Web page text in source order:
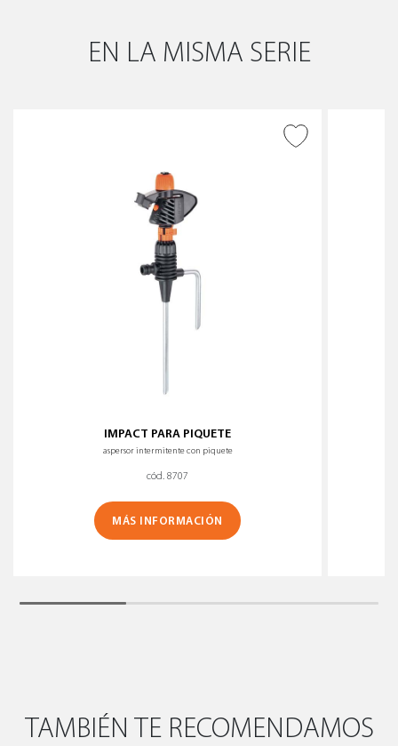
EN LA MISMA SERIE
IMPACT PARA PIQUETE
aspersor intermitente con piquete
cód. 8707
MÁS INFORMACIÓN
TAMBIÉN TE RECOMENDAMOS